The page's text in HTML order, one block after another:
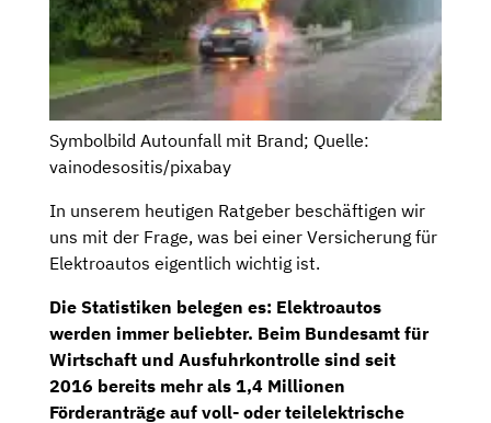
Symbolbild Autounfall mit Brand; Quelle:
vainodesositis/pixabay
In unserem heutigen Ratgeber beschäftigen wir
uns mit der Frage, was bei einer Versicherung für
Elektroautos eigentlich wichtig ist.
Die Statistiken belegen es: Elektroautos
werden immer beliebter. Beim Bundesamt für
Wirtschaft und Ausfuhrkontrolle sind seit
2016 bereits mehr als 1,4 Millionen
Förderanträge auf voll- oder teilelektrische